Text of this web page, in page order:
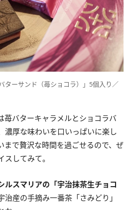
バターサンド（苺ショコラ）」5個入り／
苺バターキャラメルとショコラバ
濃厚な味わいを口いっぱいに楽し
まで贅沢な時間を過ごせるので、ぜ
してみて。
ルスマリアの「宇治抹茶生チョコ
治産の手摘み一番茶「さみどり」